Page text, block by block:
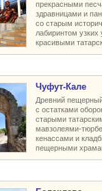
прекрасными
здравницами и
со старым
лабиринтом узких
красивыми
Чуфут-Кале
Древний
с остатками
старыми
мавзолеями-
кенассами и
пещерными